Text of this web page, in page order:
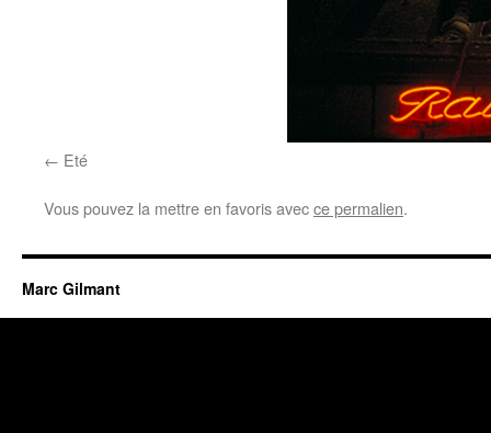
Eté
Vous pouvez la mettre en favoris avecce permalien.
Marc Gilmant